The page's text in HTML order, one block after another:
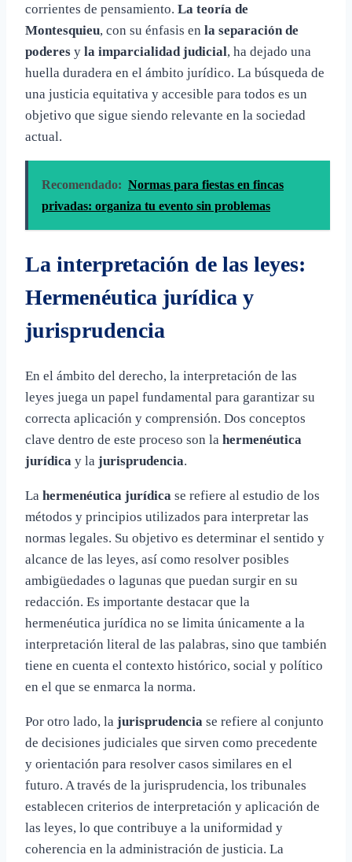
corrientes de pensamiento. La teoría de
Montesquieu, con su énfasis en la separación de
poderes y la imparcialidad judicial, ha dejado una
huella duradera en el ámbito jurídico. La búsqueda de
una justicia equitativa y accesible para todos es un
objetivo que sigue siendo relevante en la sociedad
actual.
Recomendado: Normas para fiestas en fincas
privadas: organiza tu evento sin problemas
La interpretación de las leyes:
Hermenéutica jurídica y
jurisprudencia
En el ámbito del derecho, la interpretación de las
leyes juega un papel fundamental para garantizar su
correcta aplicación y comprensión. Dos conceptos
clave dentro de este proceso son la hermenéutica
jurídica y la jurisprudencia.
La hermenéutica jurídica se refiere al estudio de los
métodos y principios utilizados para interpretar las
normas legales. Su objetivo es determinar el sentido y
alcance de las leyes, así como resolver posibles
ambigüedades o lagunas que puedan surgir en su
redacción. Es importante destacar que la
hermenéutica jurídica no se limita únicamente a la
interpretación literal de las palabras, sino que también
tiene en cuenta el contexto histórico, social y político
en el que se enmarca la norma.
Por otro lado, la jurisprudencia se refiere al conjunto
de decisiones judiciales que sirven como precedente
y orientación para resolver casos similares en el
futuro. A través de la jurisprudencia, los tribunales
establecen criterios de interpretación y aplicación de
las leyes, lo que contribuye a la uniformidad y
coherencia en la administración de justicia. La